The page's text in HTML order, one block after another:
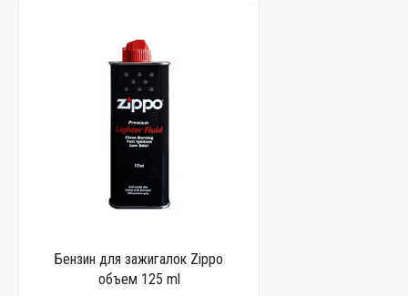
Бензин для зажигалок Zippo
объем 125 ml